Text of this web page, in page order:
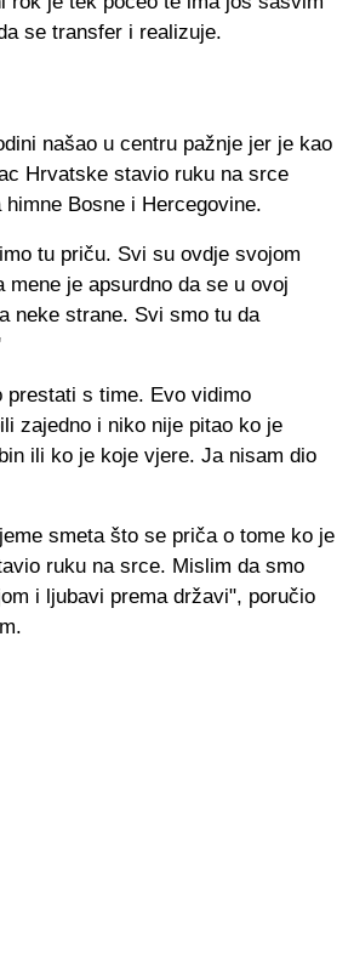
se transfer i realizuje.
našao u centru pažnje jer je kao
Hrvatske stavio ruku na srce
Bosne i Hercegovine.
tu priču. Svi su ovdje svojom
je apsurdno da se u ovoj
neke strane. Svi smo tu da
prestati s time. Evo vidimo
zajedno i niko nije pitao ko je
ili ko je koje vjere. Ja nisam dio
smeta što se priča o tome ko je
ruku na srce. Mislim da smo
i ljubavi prema državi", poručio